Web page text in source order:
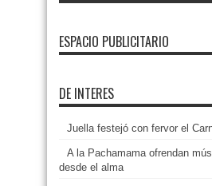
ESPACIO PUBLICITARIO
DE INTERES
Juella festejó con fervor el
A la Pachamama ofrendan
desde el alma